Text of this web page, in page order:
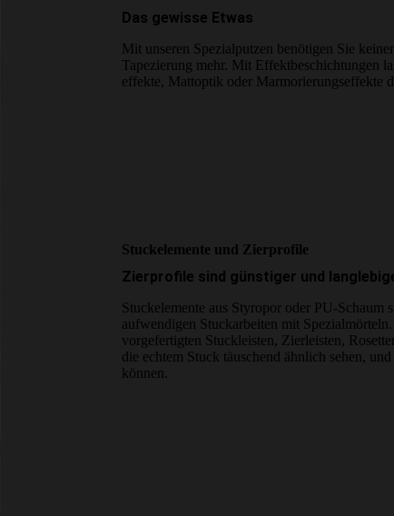
Das gewisse Etwas
Mit unseren Spezialputzen benötigen Sie
Tapezierung mehr. Mit Effekt­beschichtungen
effekte, Mattoptik oder Marmor­ierungs­­effekte
Stuck­elemente und Zier­profile
Zierprofile sind günstiger und
Stuckelemente aus Styropor oder PU-Schaum
aufwendigen Stuckarbeiten mit
vorgefertigten Stuckleisten, Zierleisten,
die echtem Stuck täuschend ähnlich sehen,
können.